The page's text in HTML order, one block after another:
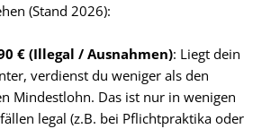
(Stand 2026):
€ (Illegal / Ausnahmen): Liegt dein
verdienst du weniger als den
Mindestlohn. Das ist nur in wenigen
legal (z.B. bei Pflichtpraktika oder